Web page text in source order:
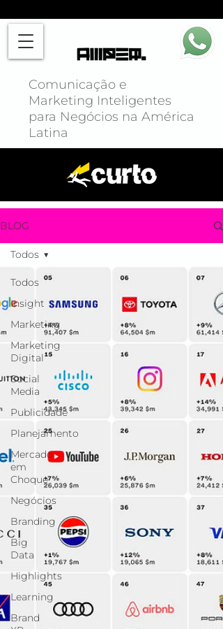
Comunicação e
Marketing Inteligentes
para Negócios na América
Latina
BLOG
Todos
Insight
Marketing
Marketing
Digital
Social
Media
Publicidade
Planejamento
Mercado
em
Choque
Negócios
Branding
Big
Data
Highlights
Learning
Brand
Todos